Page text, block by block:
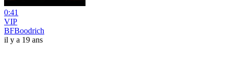
0:41
VIP
BFBoodrich
il y a 19 ans